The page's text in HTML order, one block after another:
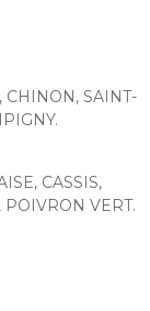
CHINON, SAINT-
CASSIS,
POIVRON VERT.